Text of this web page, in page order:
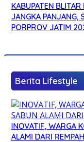
KABUPATEN
JANGKA PANJANG,
PORPROV JATIM
Berita Lifestyle
INOVATIF, WARGA
ALAMI DARI